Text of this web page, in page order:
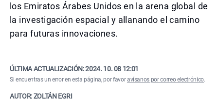
los Emiratos Árabes Unidos en la arena global de
la investigación espacial y allanando el camino
para futuras innovaciones.
ÚLTIMA ACTUALIZACIÓN:2024. 10. 08 12:01
Si encuentras un error en esta página, por favoravísanos por correo electrónico.
AUTOR: ZOLTÁN EGRI